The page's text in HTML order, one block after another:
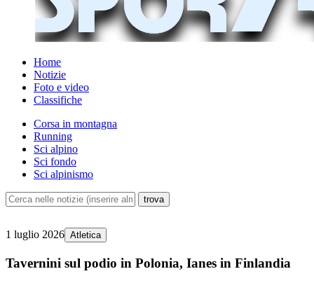
Home
Notizie
Foto e video
Classifiche
Corsa in montagna
Running
Sci alpino
Sci fondo
Sci alpinismo
1 luglio 2026 Atletica
Tavernini sul podio in Polonia, Ianes in Finlandia